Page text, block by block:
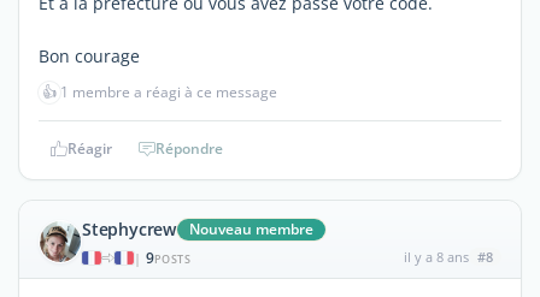
Bon courage
👍 1 membre a réagi à ce message
Réagir Répondre
Stephycrew Nouveau membre
| 9POSTS il y a 8 ans #8